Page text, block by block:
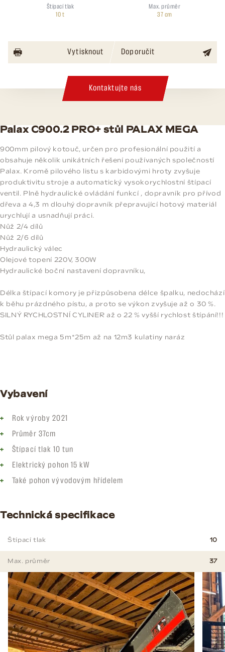
Štípací tlak
10 t
Max. průměr
37 cm
Vytisknout Doporučit
Kontaktujte nás
Palax C900.2 PRO+ stůl PALAX MEGA
900mm pilový kotouč, určen pro profesionální použití a
obsahuje několik unikátních řešení používaných společností
Palax. Kromě pilového listu s karbidovými hroty zvyšuje
produktivitu stroje a automatický vysokorychlostní štípací
ventil. Plně hydraulické ovládání funkcí , dopravník pro přívod
dřeva a 4,3 m dlouhý dopravník přepravující hotový materiál
urychlují a usnadňují práci.
Nůž 2/4 dílů
Nůž 2/6 dílů
Hydraulický válec
Olejové topení 220V, 300W
Hydraulické boční nastavení dopravníku,
Délka štípací komory je přizpůsobena délce špalku, nedochází
k běhu prázdného pístu, a proto se výkon zvyšuje až o 30 %.
SILNÝ RYCHLOSTNÍ CYLINER až o 22 % vyšší rychlost štípání!!!
Stůl palax mega 5m*25m až na 12m3 kulatiny naráz
Vybavení
Rok výroby 2021
Průměr 37cm
Štípací tlak 10 tun
Elektrický pohon 15 kW
Také pohon vývodovým hřídelem
Technická specifikace
Štípací tlak 10
Max. průměr 37